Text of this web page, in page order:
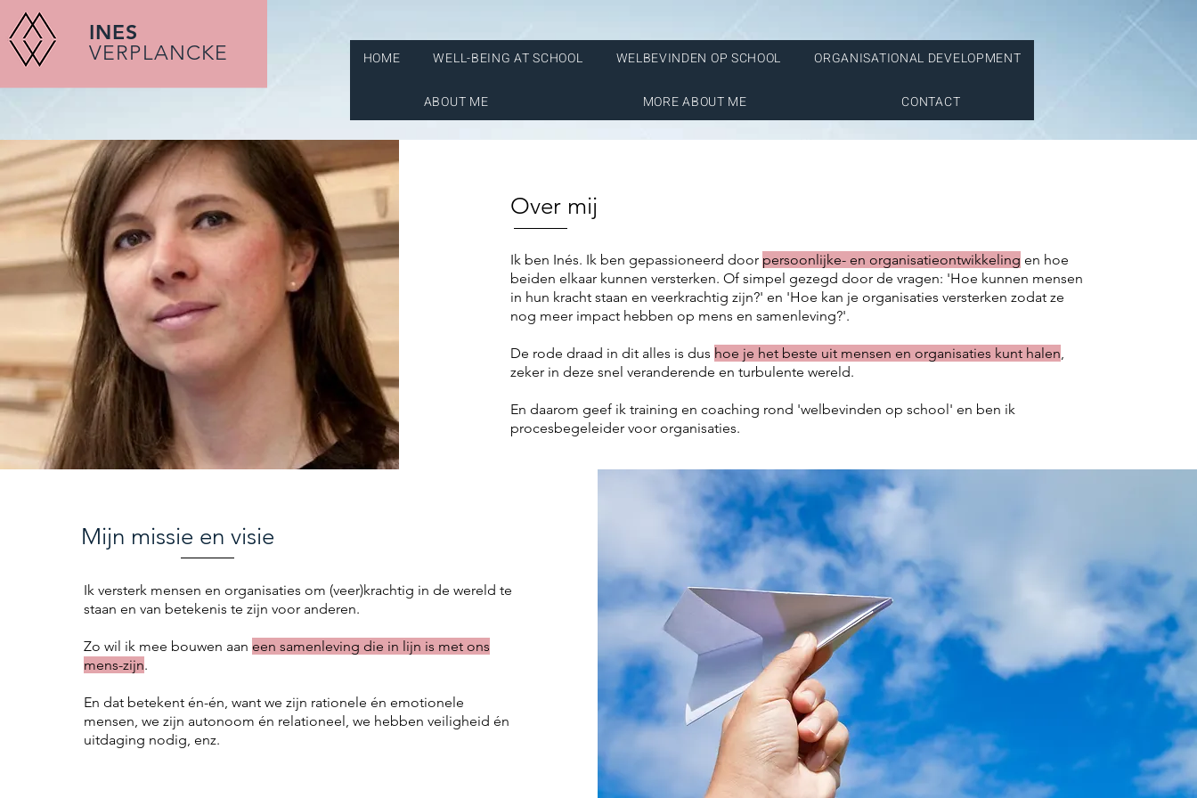
INES
VERPLANCKE HOME WELL-BEING AT SCHOOL WELBEVINDEN OP SCHOOL ORGANISATIONAL DEVELOPMENT
ABOUT ME MORE ABOUT ME CONTACT
Over mij
Ik ben Inés. Ik ben gepassioneerd door persoonlijke- en organisatieontwikkeling en hoe
beiden elkaar kunnen versterken. Of simpel gezegd door de vragen: 'Hoe kunnen mensen
in hun kracht staan en veerkrachtig zijn?' en 'Hoe kan je organisaties versterken zodat ze
nog meer impact hebben op mens en samenleving?'.
De rode draad in dit alles is dus hoe je het beste uit mensen en organisaties kunt halen,
zeker in deze snel veranderende en turbulente wereld.
En daarom geef ik training en coaching rond 'welbevinden op school' en ben ik
procesbegeleider voor organisaties. ​
Mijn missie en visie
Ik versterk mensen en organisaties om (veer)krachtig in de wereld te
staan en van betekenis te zijn voor anderen.
Zo wil ik mee bouwen aan een samenleving die in lijn is met ons
mens-zijn.
En dat betekent én-én, want we zijn rationele én emotionele
mensen, we zijn autonoom én relationeel, we hebben veiligheid én
uitdaging nodig, enz.